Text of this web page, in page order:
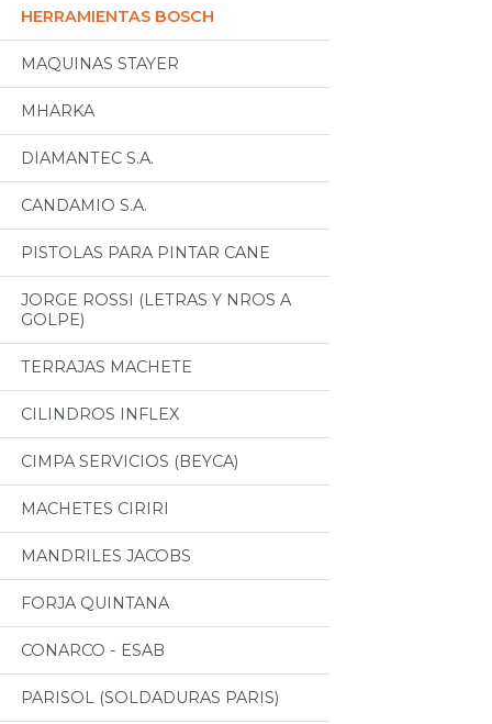
HERRAMIENTAS BOSCH
MAQUINAS STAYER
MHARKA
DIAMANTEC S.A.
CANDAMIO S.A.
PISTOLAS PARA PINTAR CANE
JORGE ROSSI (LETRAS Y NROS A
GOLPE)
TERRAJAS MACHETE
CILINDROS INFLEX
CIMPA SERVICIOS (BEYCA)
MACHETES CIRIRI
MANDRILES JACOBS
FORJA QUINTANA
CONARCO - ESAB
PARISOL (SOLDADURAS PARIS)